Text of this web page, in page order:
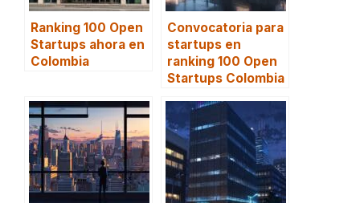
Ranking 100 Open
Startups ahora en
Colombia
Convocatoria para
startups en
ranking 100 Open
Startups Colombia